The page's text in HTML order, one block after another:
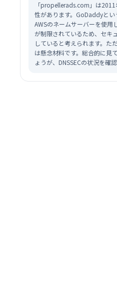
「propellerads.com」は
性があります。GoDaddyとい
AWSのネームサーバーを使用
が制限されているため、セキ
していると考えられます。た
は懸念材料です。総合的に見
ょうが、DNSSECの状況を確